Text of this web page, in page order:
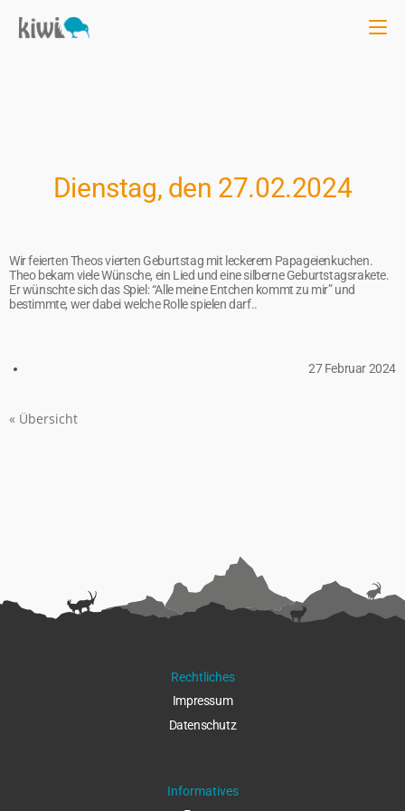
Dienstag, den 27.02.2024
Wir feierten Theos vierten Geburtstag mit leckerem Papageienkuchen.
Theo bekam viele Wünsche, ein Lied und eine silberne Geburtstagsrakete.
Er wünschte sich das Spiel: “Alle meine Entchen kommt zu mir” und
bestimmte, wer dabei welche Rolle spielen darf..
27 Februar 2024
« Übersicht
Rechtliches
Impressum
Datenschutz
Informatives